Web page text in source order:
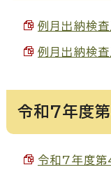
例月出納検
例月出納検
令和7年度
令和7年度第